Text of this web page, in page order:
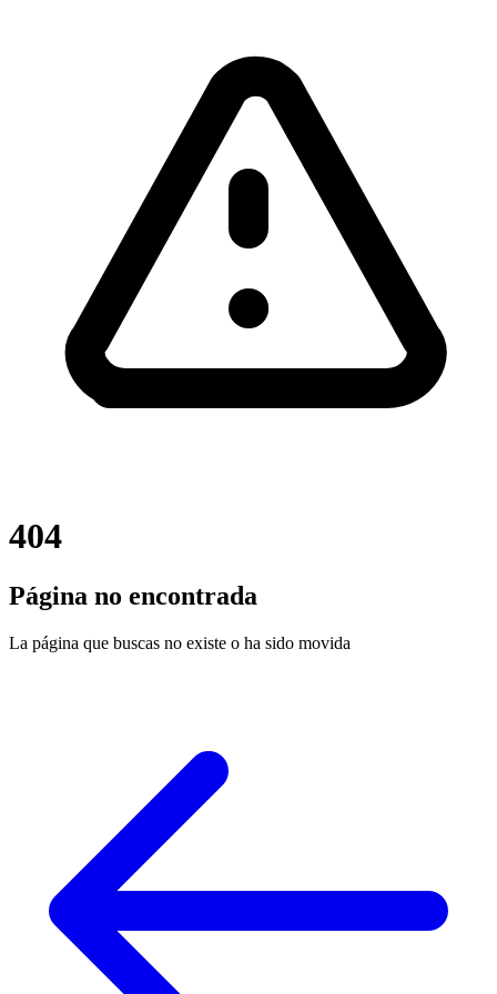
404
Página no encontrada
La página que buscas no existe o ha sido movida